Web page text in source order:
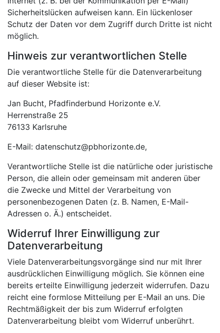
Sicherheitslücken aufweisen kann. Ein lückenloser
Schutz der Daten vor dem Zugriff durch Dritte ist nicht
möglich.
Hinweis zur verantwortlichen Stelle
Die verantwortliche Stelle für die Datenverarbeitung
auf dieser Website ist:
Jan Bucht, Pfadfinderbund Horizonte e.V.
Herrenstraße 25
76133 Karlsruhe
E-Mail: datenschutz@pbhorizonte.de,
Verantwortliche Stelle ist die natürliche oder juristische
Person, die allein oder gemeinsam mit anderen über
die Zwecke und Mittel der Verarbeitung von
personenbezogenen Daten (z. B. Namen, E-Mail-
Adressen o. Ä.) entscheidet.
Widerruf Ihrer Einwilligung zur
Datenverarbeitung
Viele Datenverarbeitungsvorgänge sind nur mit Ihrer
ausdrücklichen Einwilligung möglich. Sie können eine
bereits erteilte Einwilligung jederzeit widerrufen. Dazu
reicht eine formlose Mitteilung per E-Mail an uns. Die
Rechtmäßigkeit der bis zum Widerruf erfolgten
Datenverarbeitung bleibt vom Widerruf unberührt.